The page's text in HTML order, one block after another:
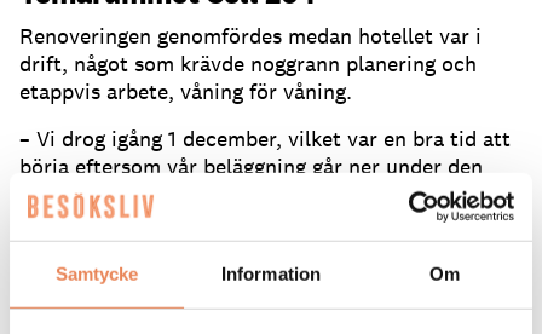
Samtycke Information Om
Renoveringen genomfördes medan hotellet var i
drift, något som krävde noggrann planering och
etappvis arbete, våning för våning.
– Vi drog igång 1 december, vilket var en bra tid att
börja eftersom vår beläggning går ner under den
perioden. Det gav oss de bästa tänkbara
förutsättningarna. Information till gäster är viktigt,
liksom att ha ett bra samarbete med
renoveringsteamet så att de förstår att de behöver
ta hänsyn till våra gäster, säger hon och tillägger